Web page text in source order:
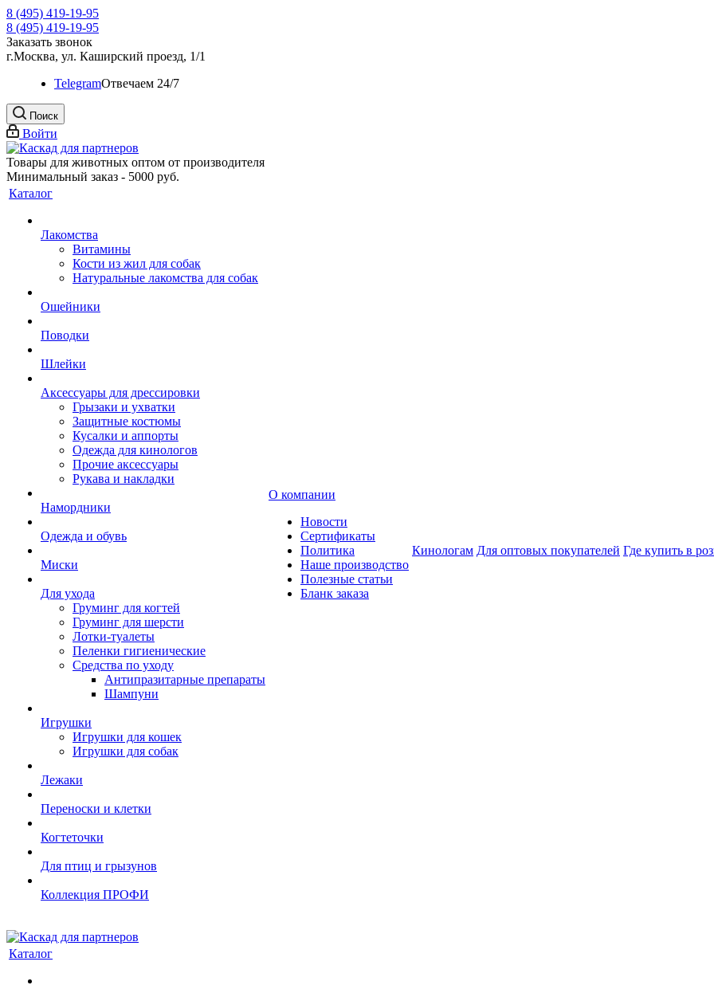
8 (495) 419-19-95
8 (495) 419-19-95
Заказать звонок
г.Москва, ул. Каширский проезд, 1/1
TelegramOтвечаем 24/7
Поиск
Войти
Товары для животных оптом от производителя
Минимальный заказ - 5000 руб.
Каталог
Лакомства
Витамины
Кости из жил для собак
Натуральные лакомства для собак
Ошейники
Поводки
Шлейки
Аксессуары для дрессировки
Грызаки и ухватки
Защитные костюмы
Кусалки и аппорты
Одежда для кинологов
Прочие аксессуары
Рукава и накладки
Намордники
Одежда и обувь
Миски
Для ухода
Груминг для когтей
Груминг для шерсти
Лотки-туалеты
Пеленки гигиенические
Средства по уходу
Антипразитарные препараты
Шампуни
Игрушки
Игрушки для кошек
Игрушки для собак
Лежаки
Переноски и клетки
Когтеточки
Для птиц и грызунов
Коллекция ПРОФИ
О компании
Новости
Сертификаты
Политика
Наше производство
Полезные статьи
Бланк заказа
Кинологам Для оптовых покупателей Где купить в
Каталог